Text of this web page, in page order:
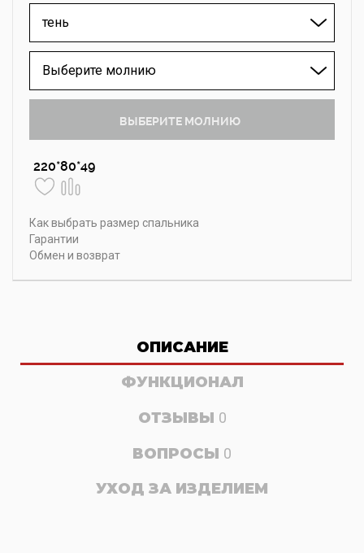
тень
Выберите молнию
ВЫБЕРИТЕ МОЛНИЮ
220*80*49
Как выбрать размер спальника
Гарантии
Обмен и возврат
ОПИСАНИЕ
ФУНКЦИОНАЛ
ОТЗЫВЫ 0
ВОПРОСЫ 0
УХОД ЗА ИЗДЕЛИЕМ